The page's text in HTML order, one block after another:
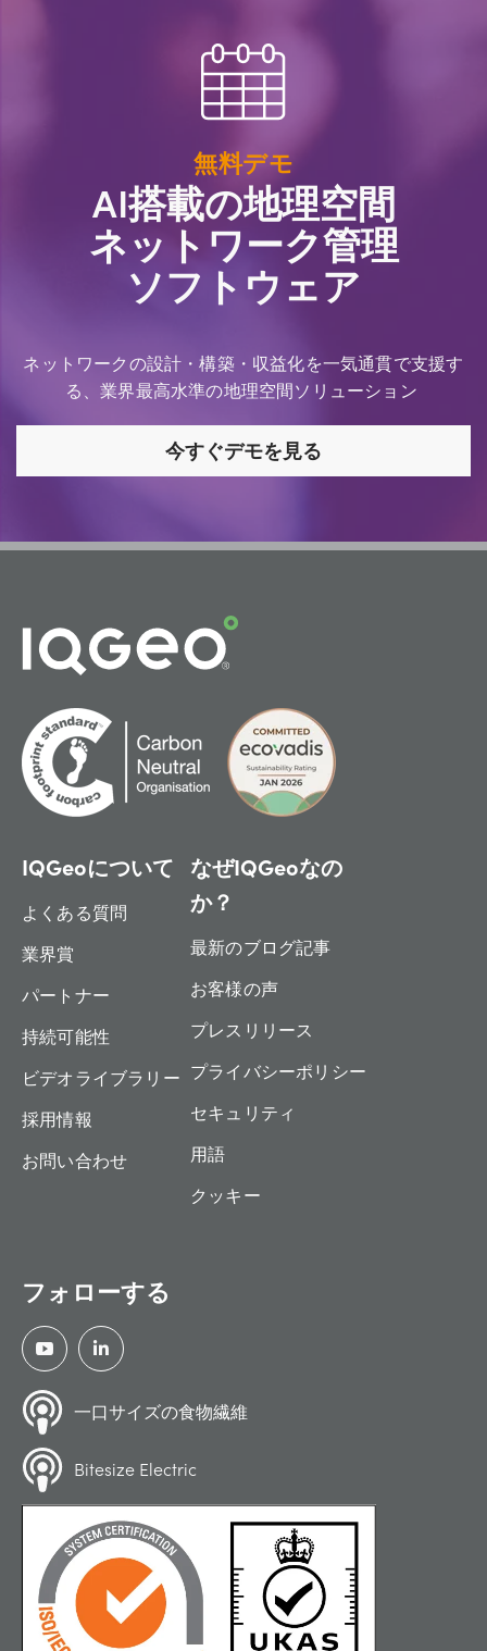
無料デモ
AI搭載の地理空間
ネットワーク管理
ソフトウェア
ネットワークの設計・構築・収益化を一気通貫で支援す
る、業界最高水準の地理空間ソリューション
今すぐデモを見る
IQGeoについて
よくある質問
業界賞
パートナー
持続可能性
ビデオライブラリー
採用情報
お問い合わせ
なぜIQGeoなの
か？
最新のブログ記事
お客様の声
プレスリリース
プライバシーポリシー
セキュリティ
用語
クッキー
フォローする
一口サイズの食物繊維
Bitesize Electric